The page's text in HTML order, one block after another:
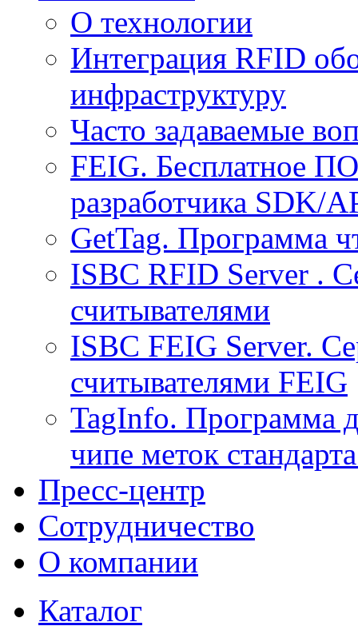
О технологии
Интеграция RFID
инфраструктуру
Часто задаваемые
FEIG. Бесплатное
разработчика SDK/
GetTag. Программа
ISBC RFID Server .
считывателями
ISBC FEIG Server.
считывателями FEIG
TagInfo. Программа
чипе меток
Пресс-центр
Сотрудничество
О компании
Каталог